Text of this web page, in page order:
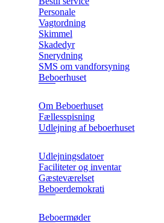
Personale
Vagtordning
Skimmel
Skadedyr
Snerydning
SMS om vandforsyning
Beboerhuset
Om Beboerhuset
Fællesspisning
Udlejning af beboerhuset
Udlejningsdatoer
Faciliteter og inventar
Gæsteværelset
Beboerdemokrati
Beboermøder